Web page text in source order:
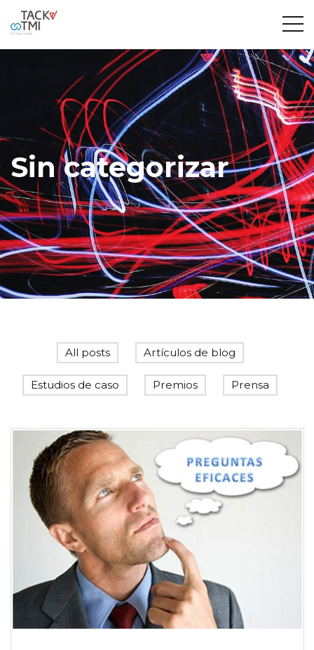
Sin categorizar
All posts Artículos de blog
Estudios de caso Premios Prensa